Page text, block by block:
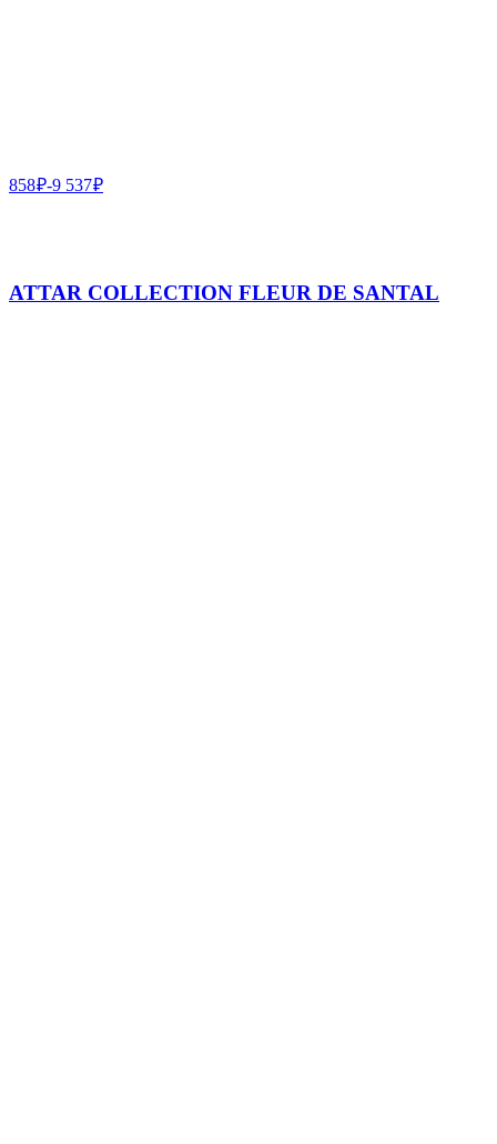
858₽-9 537₽
ATTAR COLLECTION FLEUR DE SANTAL